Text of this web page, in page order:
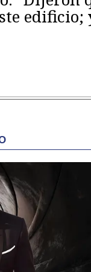
edificio;